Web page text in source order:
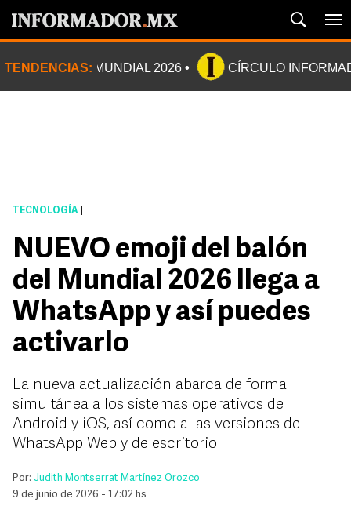
TENDENCIAS: MUNDIAL 2026 CÍRCULO
TECNOLOGÍA
NUEVO emoji del balón
del Mundial 2026 llega a
WhatsApp y así puedes
activarlo
La nueva actualización abarca de forma
simultánea a los sistemas operativos de
Android y iOS, así como a las versiones de
WhatsApp Web y de escritorio
Por: Judith Montserrat Martínez Orozco
9 de junio de 2026 - 17:02 hs